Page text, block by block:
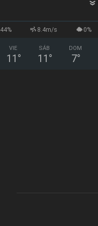
44% 8.4m/s 0%
VIE
11 °
SÁB
11 °
DOM
7°